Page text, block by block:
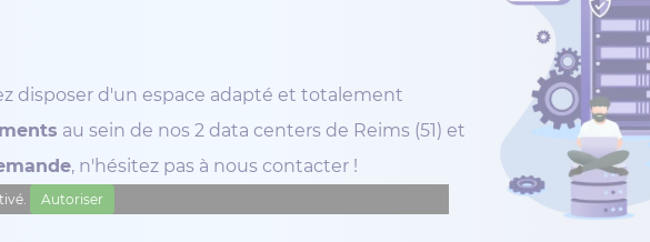
disposer d'un espace adapté et totalement
au sein de nos 2 data centers de Reims (51) et
, n'hésitez pas à nous contacter !
Autoriser